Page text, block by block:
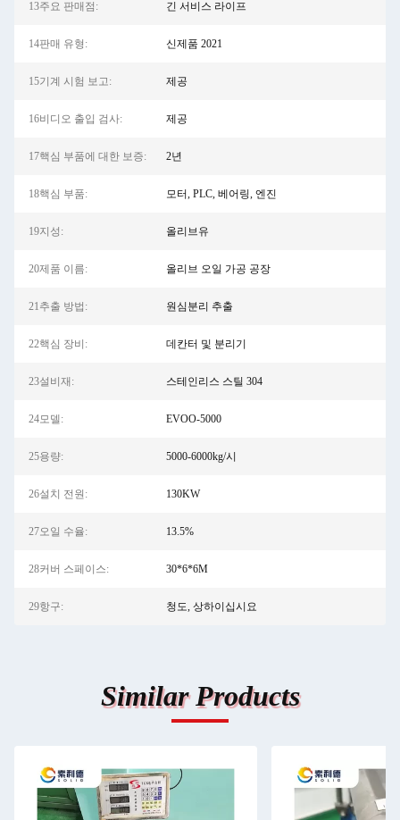
13주요 판매점: 긴 서비스 라이프
14판매 유형: 신제품 2021
15기계 시험 보고: 제공
16비디오 출입 검사: 제공
17핵심 부품에 대한 보증: 2년
18핵심 부품: 모터, PLC, 베어링, 엔진
19지성: 올리브유
20제품 이름: 올리브 오일 가공 공장
21추출 방법: 원심분리 추출
22핵심 장비: 데칸터 및 분리기
23설비재: 스테인리스 스틸 304
24모델: EVOO-5000
25용량: 5000-6000kg/시
26설치 전원: 130KW
27오일 수율: 13.5%
28커버 스페이스: 30*6*6M
29항구: 청도, 상하이십시요
Similar Products